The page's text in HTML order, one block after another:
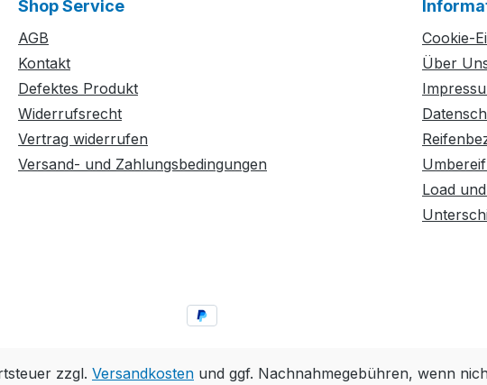
Shop Service
AGB
Kontakt
Defektes Produkt
Widerrufsrecht
Vertrag widerrufen
Versand- und Zahlungsbedingungen
Cookie-
Über
Load
zzgl. Versandkosten und ggf. Nachnahmegebühren, wenn